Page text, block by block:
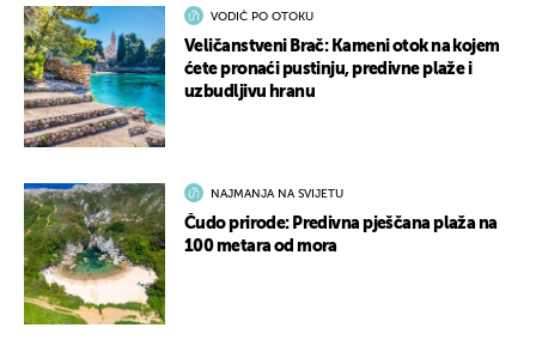
VODIČ PO OTOKU
Veličanstveni Brač: Kameni otok na kojem
ćete pronaći pustinju, predivne plaže i
uzbudljivu hranu
NAJMANJA NA SVIJETU
Čudo prirode: Predivna pješčana plaža na
100 metara od mora